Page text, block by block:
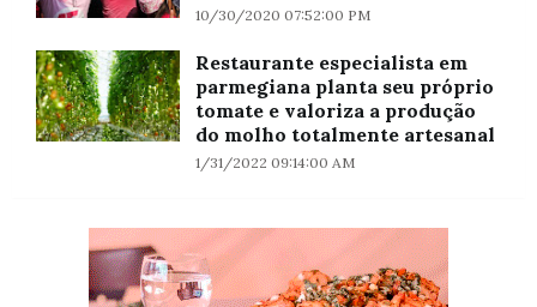
10/30/2020 07:52:00 PM
Restaurante especialista em
parmegiana planta seu próprio
tomate e valoriza a produção
do molho totalmente artesanal
1/31/2022 09:14:00 AM